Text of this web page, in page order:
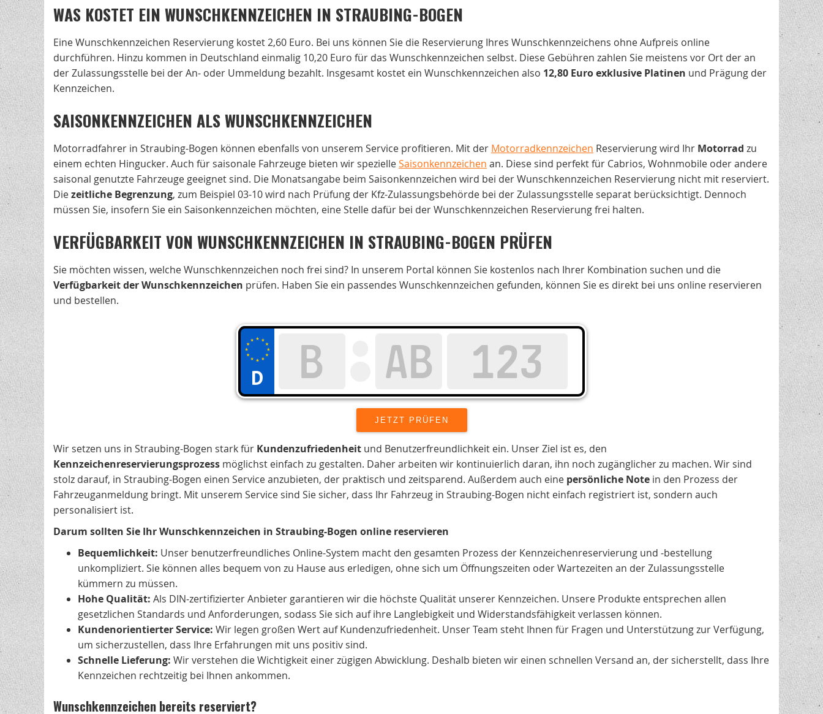
WAS KOSTET EIN WUNSCHKENNZEICHEN IN STRAUBING-BOGEN
Eine Wunschkennzeichen Reservierung kostet 2,60 Euro. Bei uns können Sie die Reservierung Ihres Wunschkennzeichens ohne Aufpreis online
durchführen. Hinzu kommen in Deutschland einmalig 10,20 Euro für das Wunschkennzeichen selbst. Diese Gebühren zahlen Sie meistens vor Ort der an
der Zulassungsstelle bei der An- oder Ummeldung bezahlt. Insgesamt kostet ein Wunschkennzeichen also 12,80 Euro exklusive Platinen und Prägung der
Kennzeichen.
SAISONKENNZEICHEN ALS WUNSCHKENNZEICHEN
Motorradfahrer in Straubing-Bogen können ebenfalls von unserem Service profitieren. Mit der Motorradkennzeichen Reservierung wird Ihr Motorrad zu
einem echten Hingucker. Auch für saisonale Fahrzeuge bieten wir spezielleSaisonkennzeichen an. Diese sind perfekt für Cabrios, Wohnmobile oder andere
saisonal genutzte Fahrzeuge geeignet sind. Die Monatsangabe beim Saisonkennzeichen wird bei der Wunschkennzeichen Reservierung nicht mit reserviert.
Diezeitliche Begrenzung, zum Beispiel 03-10 wird nach Prüfung der Kfz-Zulassungsbehörde bei der Zulassungsstelle separat berücksichtigt. Dennoch
müssen Sie, insofern Sie ein Saisonkennzeichen möchten, eine Stelle dafür bei der Wunschkennzeichen Reservierung frei halten.
VERFÜGBARKEIT VON WUNSCHKENNZEICHEN IN STRAUBING-BOGEN PRÜFEN
Sie möchten wissen, welche Wunschkennzeichen noch frei sind? In unserem Portal können Sie kostenlos nach Ihrer Kombination suchen und die
Verfügbarkeit der Wunschkennzeichen prüfen. Haben Sie ein passendes Wunschkennzeichen gefunden, können Sie es direkt bei uns online reservieren
und bestellen.
Wir setzen uns in Straubing-Bogen stark für Kundenzufriedenheit und Benutzerfreundlichkeit ein. Unser Ziel ist es, den
Kennzeichenreservierungsprozess möglichst einfach zu gestalten. Daher arbeiten wir kontinuierlich daran, ihn noch zugänglicher zu machen. Wir sind
stolz darauf, in Straubing-Bogen einen Service anzubieten, der praktisch und zeitsparend. Außerdem auch eine persönliche Note in den Prozess der
Fahrzeuganmeldung bringt. Mit unserem Service sind Sie sicher, dass Ihr Fahrzeug in Straubing-Bogen nicht einfach registriert ist, sondern auch
personalisiert ist.
Darum sollten Sie Ihr Wunschkennzeichen in Straubing-Bogen online reservieren
Bequemlichkeit: Unser benutzerfreundliches Online-System macht den gesamten Prozess der Kennzeichenreservierung und -bestellung
unkompliziert. Sie können alles bequem von zu Hause aus erledigen, ohne sich um Öffnungszeiten oder Wartezeiten an der Zulassungsstelle
kümmern zu müssen.
Hohe Qualität: Als DIN-zertifizierter Anbieter garantieren wir die höchste Qualität unserer Kennzeichen. Unsere Produkte entsprechen allen
gesetzlichen Standards und Anforderungen, sodass Sie sich auf ihre Langlebigkeit und Widerstandsfähigkeit verlassen können.
Kundenorientierter Service: Wir legen großen Wert auf Kundenzufriedenheit. Unser Team steht Ihnen für Fragen und Unterstützung zur Verfügung,
um sicherzustellen, dass Ihre Erfahrungen mit uns positiv sind.
Schnelle Lieferung: Wir verstehen die Wichtigkeit einer zügigen Abwicklung. Deshalb bieten wir einen schnellen Versand an, der sicherstellt, dass Ihre
Kennzeichen rechtzeitig bei Ihnen ankommen.
Wunschkennzeichen bereits reserviert?